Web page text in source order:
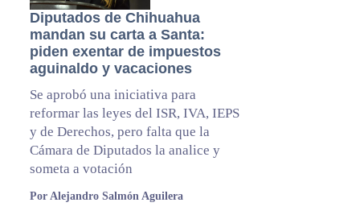
Diputados de Chihuahua
mandan su carta a Santa:
piden exentar de impuestos
aguinaldo y vacaciones
Se aprobó una iniciativa para
reformar las leyes del ISR, IVA, IEPS
y de Derechos, pero falta que la
Cámara de Diputados la analice y
someta a votación
Por Alejandro Salmón Aguilera